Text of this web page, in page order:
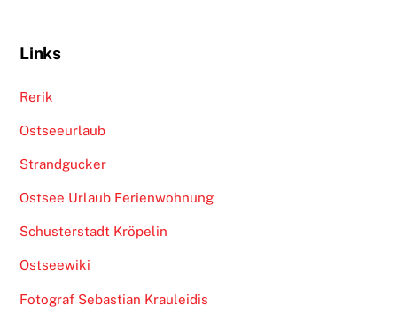
Links
Rerik
Ostseeurlaub
Strandgucker
Ostsee Urlaub Ferienwohnung
Schusterstadt Kröpelin
Ostseewiki
Fotograf Sebastian Krauleidis